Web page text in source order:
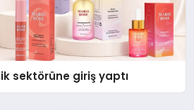
sektörüne giriş yaptı